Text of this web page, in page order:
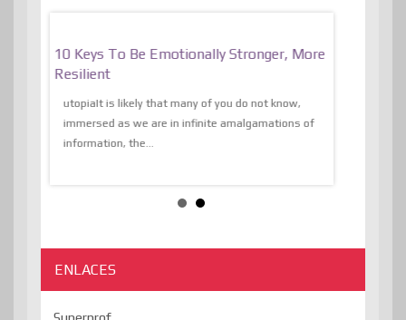
10 Keys To Be Emotionally Stronger, More
Resilient
utopiaIt is likely that many of you do not know,
immersed as we are in infinite amalgamations of
information, the...
ENLACES